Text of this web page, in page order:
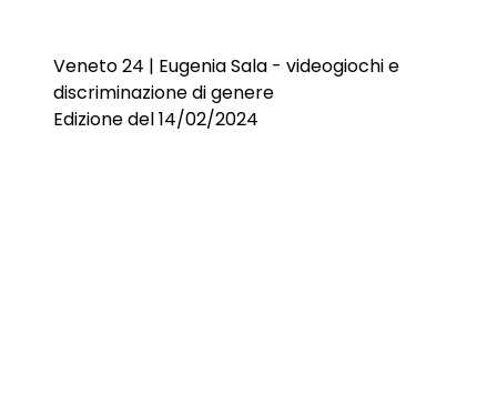
Veneto 24 | Eugenia Sala - videogiochi e
discriminazione di genere
Edizione del 14/02/2024